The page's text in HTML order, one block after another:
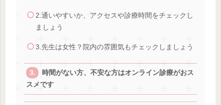
2.通いやすいか、アクセスや診療時間をチェックし
ましょう
3.先生は女性？院内の雰囲気もチェックしましょう
時間がない方、不安な方はオンライン診療がおス
スメです